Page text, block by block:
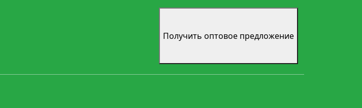
Получить оптовое предложение